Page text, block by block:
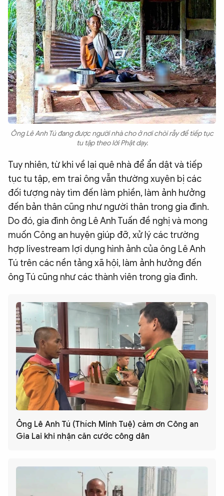
Ông Lê Anh Tú đang được người nhà cho ở nơi chòi rẫy để tiếp tục
tu tập theo lời Phật dạy.
Tuy nhiên, từ khi về lại quê nhà để ẩn dật và tiếp
tục tu tập, em trai ông vẫn thường xuyên bị các
đối tượng này tìm đến làm phiền, làm ảnh hưởng
đến bản thân cũng như người thân trong gia đình.
Do đó, gia đình ông Lê Anh Tuấn đề nghị và mong
muốn Công an huyện giúp đỡ, xử lý các trường
hợp livestream lợi dụng hình ảnh của ông Lê Anh
Tú trên các nền tảng xã hội, làm ảnh hưởng đến
ông Tú cũng như các thành viên trong gia đình.
Ông Lê Anh Tú (Thích Minh Tuệ) cảm ơn Công an
Gia Lai khi nhận căn cước công dân